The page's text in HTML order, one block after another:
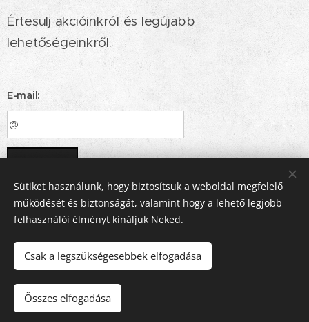
Értesülj akcióinkról és legújabb
lehetőségeinkről.
E-mail:
Designed bySzendvis.
Logo created byMartinov Lili.
Sütiket használunk, hogy biztosítsuk a weboldal megfelelő
működését és biztonságát, valamint hogy a lehető legjobb
felhasználói élményt kínáljuk Neked.
Csak a legszükségesebbek elfogadása
Összes elfogadása